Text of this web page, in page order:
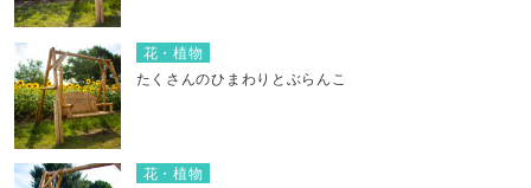
花・植物
たくさんのひまわりとぶらんこ
花・植物